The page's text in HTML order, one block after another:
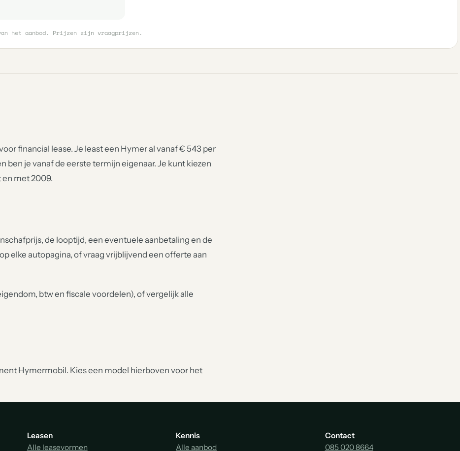
het aanbod. Prijzen zijn vraagprijzen.
financial lease. Je least een Hymer al vanaf € 543 per
ben je vanaf de eerste termijn eigenaar. Je kunt kiezen
en met 2009.
de looptijd, een eventuele aanbetaling en de
elke autopagina, of vraag vrijblijvend een offerte aan
btw en fiscale voordelen), of vergelijk alle
Hymermobil. Kies een model hierboven voor het
Leasen
Alle leasevormen
Kennis
Alle aanbod
Contact
085 020 8664